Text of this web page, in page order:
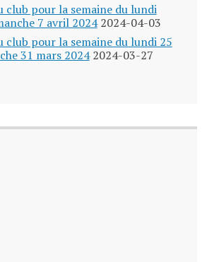
club pour la semaine du lundi
7 avril 2024 2024-04-03
club pour la semaine du lundi 25
31 mars 2024 2024-03-27